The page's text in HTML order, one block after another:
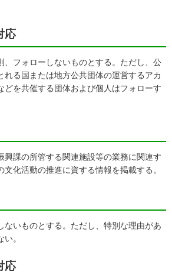
応
フォローしないものとする。ただし、公
れる国または地方公共団体の運営するアカ
どを共催する団体および個人はフォローす
課の所管する関連施設等の業務に関連す
化活動の推進に資する情報を掲載する。
いものとする。ただし、特別な理由があ
。
応